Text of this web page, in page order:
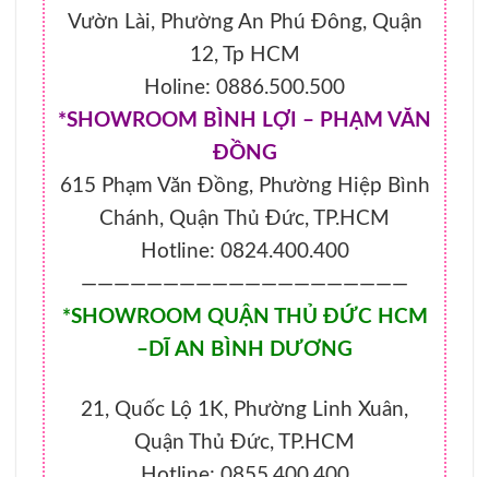
Vườn Lài, Phường An Phú Đông, Quận
12, Tp HCM
Holine: 0886.500.500
*SHOWROOM BÌNH LỢI – PHẠM VĂN
ĐỒNG
615 Phạm Văn Đồng, Phường Hiệp Bình
Chánh, Quận Thủ Đức, TP.HCM
Hotline: 0824.400.400
————————————————————
*SHOWROOM QUẬN THỦ ĐỨC HCM
–DĨ AN BÌNH DƯƠNG
21, Quốc Lộ 1K, Phường Linh Xuân,
Quận Thủ Đức, TP.HCM